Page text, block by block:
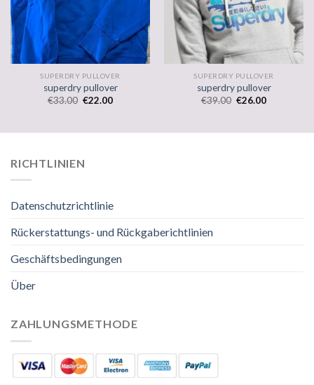
SUPERDRY PULLOVER
superdry pullover
€33.00 €22.00
SUPERDRY PULLOVER
superdry pullover
€39.00 €26.00
RICHTLINIEN
Datenschutzrichtlinie
Rückerstattungs- und Rückgaberichtlinien
Geschäftsbedingungen
Über
ZAHLUNGSMETHODE